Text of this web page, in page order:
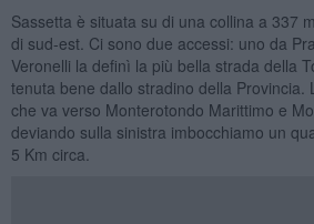
Sassetta è situata su di una collina a 337
di sud-est. Ci sono due accessi: uno da
Veronelli la definì la più bella strada della
tenuta bene dallo stradino della Provincia.
che va verso Monterotondo Marittimo e
deviando sulla sinistra imbocchiamo un
5 Km circa.